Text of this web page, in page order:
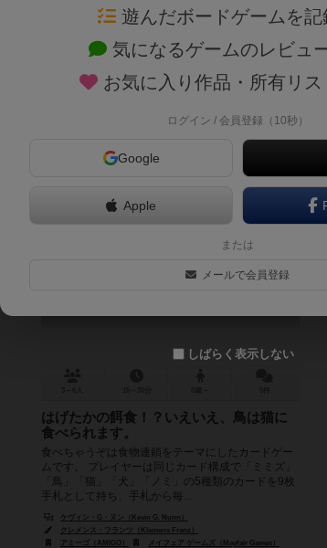
対象年齢を指定します。
6.2
はげたかの餌食！？いえいえ、鳥は猫に
食べられます。
食べちゃうぞは食物連鎖をテーマにしたカードゲー
ムです。 プレイヤーは同じカード構成で「ミミズ」
「鳥」「猫」「犬」「ノミ」の5種類のカードを9枚
手札として持ち、手札から毎...
ケヴィン・G・ヌン（Kevin G. Nunn）
クレメンス・フランツ（Klemens Franz）
アミーゴ（AMIGO）
メイフェア ゲームズ（Mayfair Games）
遊んだボードゲームを記
気になるゲームのレビュ
お気に入り作品・所有リ
ログイン / 会員登録（10秒）
Google
Apple
または
メールで会員登録
しばらく表示しない